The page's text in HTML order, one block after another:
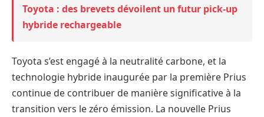
Toyota : des brevets dévoilent un futur pick-up
hybride rechargeable
Toyota s’est engagé à la neutralité carbone, et la
technologie hybride inaugurée par la première Prius
continue de contribuer de manière significative à la
transition vers le zéro émission. La nouvelle Prius